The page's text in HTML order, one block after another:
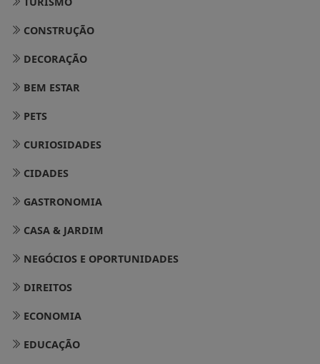
CONSTRUÇÃO
DECORAÇÃO
BEM ESTAR
PETS
CURIOSIDADES
CIDADES
GASTRONOMIA
CASA & JARDIM
NEGÓCIOS E OPORTUNIDADES
DIREITOS
ECONOMIA
EDUCAÇÃO